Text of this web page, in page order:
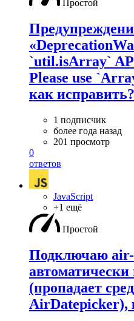
Простой
`util.isArray`
Please use
как исправить?
1 подписчик
более года назад
201 просмотр
0
ответов
JavaScript
+1 ещё
Простой
Подключаю air-
автоматически
(пропадает
AirDatepicker),